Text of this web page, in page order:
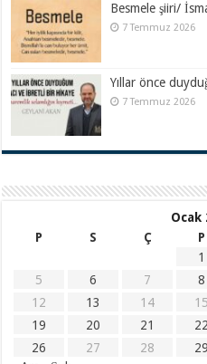
Besmele şiiri/
7 Temmuz 2026
Yıllar önce
7 Temmuz 2026
Ocak
P
S Ç P
1
5
6 7 8
12
13 14 15
19
20 21 22
26
27 28 29